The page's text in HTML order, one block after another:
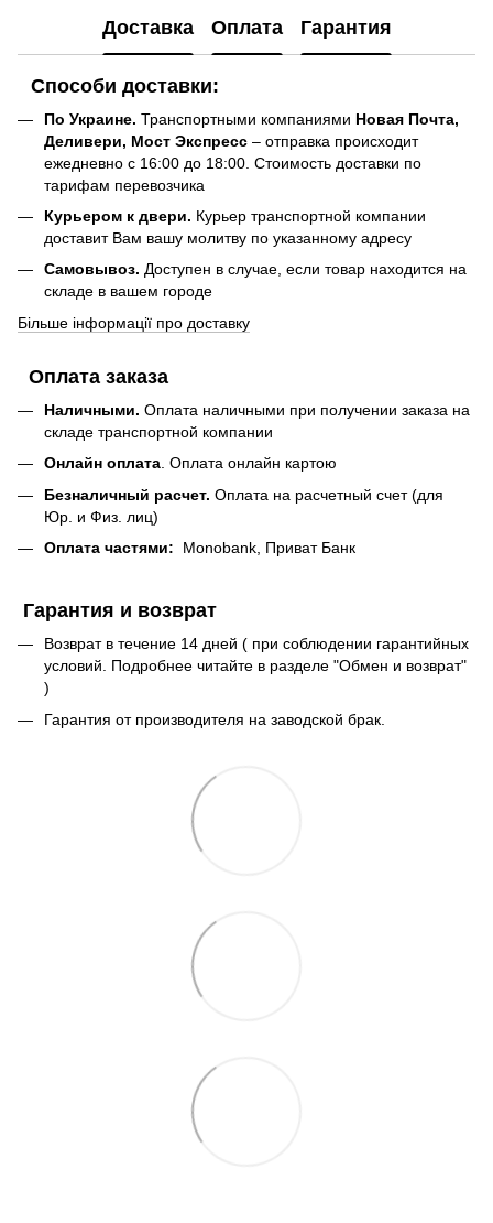
Доставка Оплата Гарантия
Способи доставки:
По Украине. Транспортными компаниями Новая Почта,
Деливери, Мост Экспресс – отправка происходит
ежедневно с 16:00 до 18:00. Стоимость доставки по
тарифам перевозчика
Курьером к двери. Курьер транспортной компании
доставит Вам вашу молитву по указанному адресу
Самовывоз. Доступен в случае, если товар находится на
складе в вашем городе
Більше інформації про доставку
Оплата заказа
Наличными. Оплата наличными при получении заказа на
складе транспортной компании
Онлайн оплата . Оплата онлайн картою
Безналичный расчет. Оплата на расчетный счет (для
Юр. и Физ. лиц)
Оплата частями: Monobank, Приват Банк
Гарантия и возврат
Возврат в течение 14 дней ( при соблюдении гарантийных
условий. Подробнее читайте в разделе "Обмен и возврат"
)
Гарантия от производителя на заводской брак.